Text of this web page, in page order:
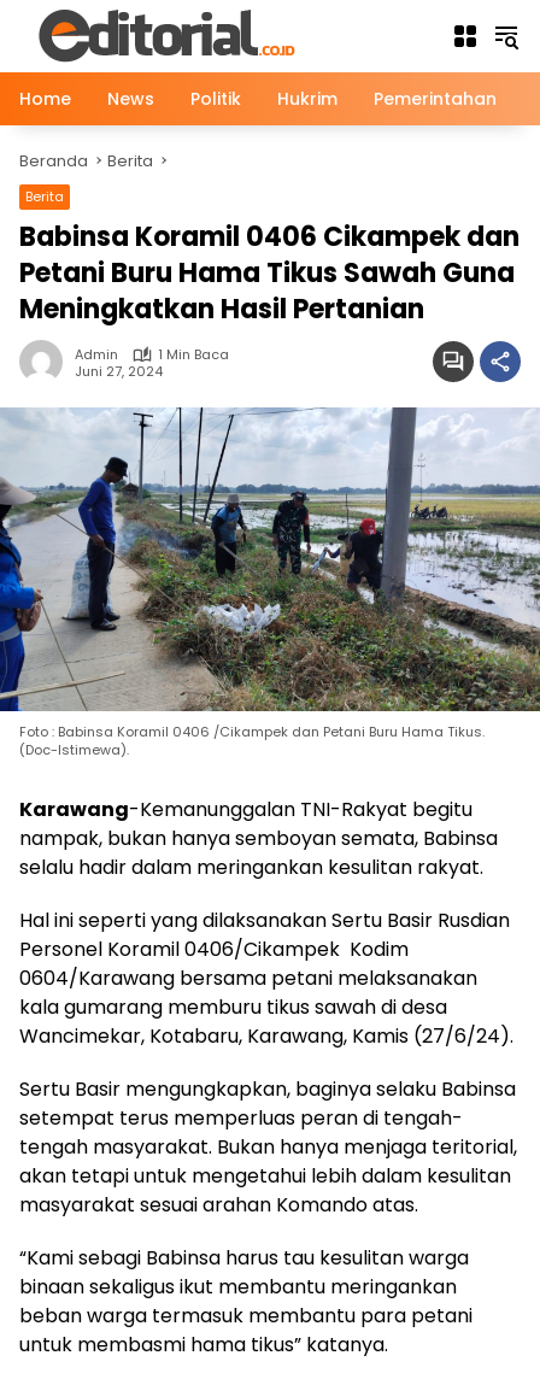
Langsung
konten
Home
News Politik Hukrim Pemerintahan
Beranda Berita
Berita
Babinsa Koramil 0406 Cikampek dan
Petani Buru Hama Tikus Sawah Guna
Meningkatkan Hasil Pertanian
Admin
1 Min Baca
Juni 27, 2024
Foto : Babinsa Koramil 0406 /Cikampek dan Petani Buru Hama Tikus.
(Doc-Istimewa).
Karawang-Kemanunggalan TNI-Rakyat begitu
nampak, bukan hanya semboyan semata, Babinsa
selalu hadir dalam meringankan kesulitan rakyat.
Hal ini seperti yang dilaksanakan Sertu Basir Rusdian
Personel Koramil 0406/Cikampek Kodim
0604/Karawang bersama petani melaksanakan
kala gumarang memburu tikus sawah di desa
Wancimekar, Kotabaru, Karawang, Kamis (27/6/24).
Sertu Basir mengungkapkan, baginya selaku Babinsa
setempat terus memperluas peran di tengah-
tengah masyarakat. Bukan hanya menjaga teritorial,
akan tetapi untuk mengetahui lebih dalam kesulitan
masyarakat sesuai arahan Komando atas.
“Kami sebagi Babinsa harus tau kesulitan warga
binaan sekaligus ikut membantu meringankan
beban warga termasuk membantu para petani
untuk membasmi hama tikus” katanya.